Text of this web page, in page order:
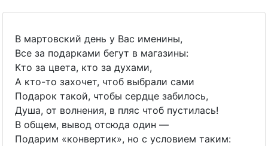
В мартовский день у Вас именины,
Все за подарками бегут в магазины:
Кто за цвета, кто за духами,
А кто-то захочет, чтоб выбрали сами
Подарок такой, чтобы сердце забилось,
Душа, от волнения, в пляс чтоб пустилась!
В общем, вывод отсюда один —
Подарим «конвертик», но с условием таким: